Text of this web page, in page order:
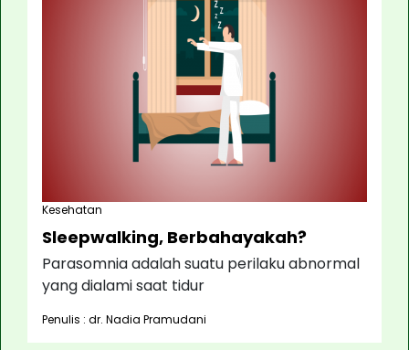
Kesehatan
Sleepwalking, Berbahayakah?
Parasomnia adalah suatu perilaku abnormal
yang dialami saat tidur
Penulis : dr. Nadia Pramudani